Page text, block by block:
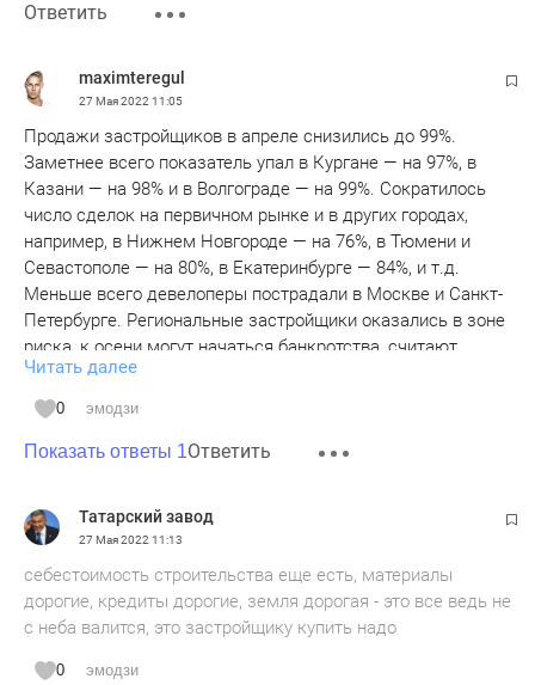
Ответить
maximteregul
27 Мая 202211:05
Продажи застройщиков в апреле снизились до 99%.
Заметнее всего показатель упал в Кургане — на 97%, в
Казани — на 98% и в Волгограде — на 99%. Сократилось
число сделок на первичном рынке и в других городах,
например, в Нижнем Новгороде — на 76%, в Тюмени и
Севастополе — на 80%, в Екатеринбурге — 84%, и т.д.
Меньше всего девелоперы пострадали в Москве и Санкт-
Петербурге. Региональные застройщики оказались в зоне
риска, к осени могут начаться банкротства, считают
эксперты. Чтобы поддержать спрос, им придется снижать
цены. (Известия)
Снижайте цены г̶о̶с̶п̶о̶д̶а̶ застройщики.
Читать далее
0 эмодзи
Показать ответы 1Ответить
Татарский завод
27 Мая 202211:13
себестоимость строительства еще есть, материалы
дорогие, кредиты дорогие, земля дорогая - это все ведь не
с неба валится, это застройщику купить надо
0 эмодзи